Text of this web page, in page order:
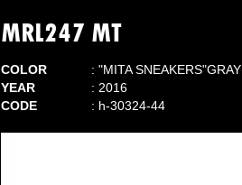
MRL247 MT
COLOR
"MITA SNEAKERS"GRAY
YEAR
2016
CODE
h-30324-44